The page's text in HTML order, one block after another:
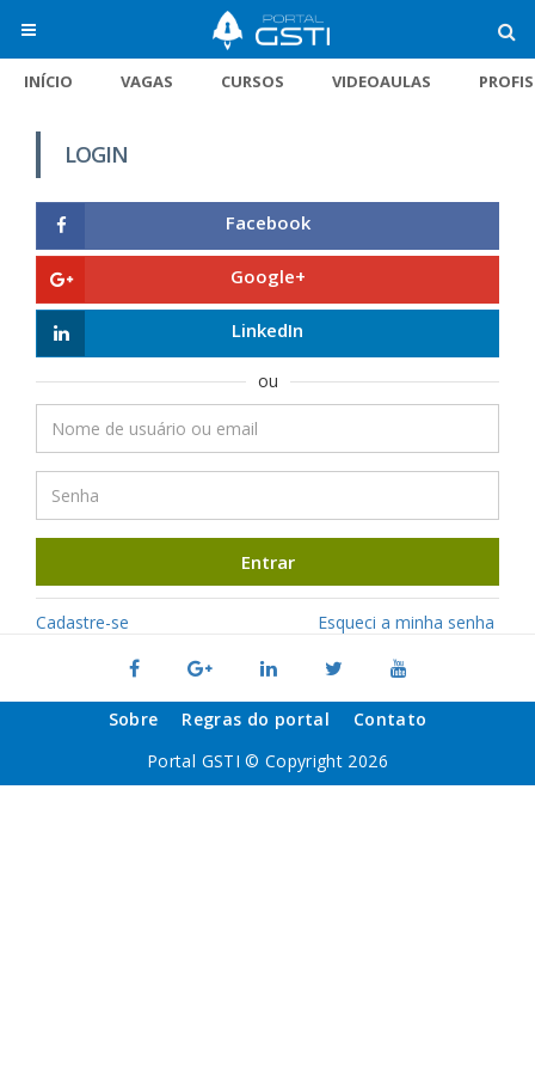
INÍCIO VAGAS CURSOS VIDEOAULAS
LOGIN
Facebook
Google+
LinkedIn
ou
Entrar
Cadastre-se Esqueci a minha senha
Sobre Regras do portal
Contato
Portal GSTI © Copyright 2026